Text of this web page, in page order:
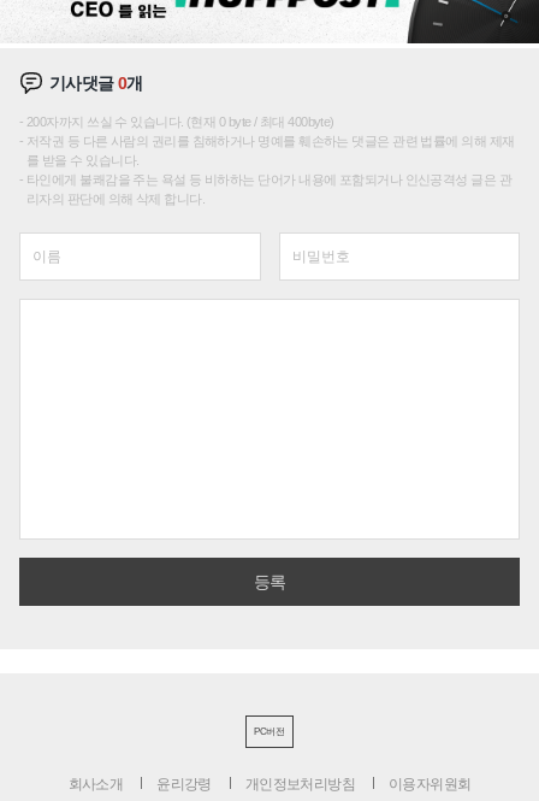
기사댓글0개
200자까지 쓰실 수 있습니다. (현재 0 byte / 최대 400byte)
저작권 등 다른 사람의 권리를 침해하거나 명예를 훼손하는 댓글은 관련 법률에 의해 제재
를 받을 수 있습니다.
타인에게 불쾌감을 주는 욕설 등 비하하는 단어가 내용에 포함되거나 인신공격성 글은 관
리자의 판단에 의해 삭제 합니다.
PC버전
회사소개 윤리강령 개인정보처리방침 이용자위원회